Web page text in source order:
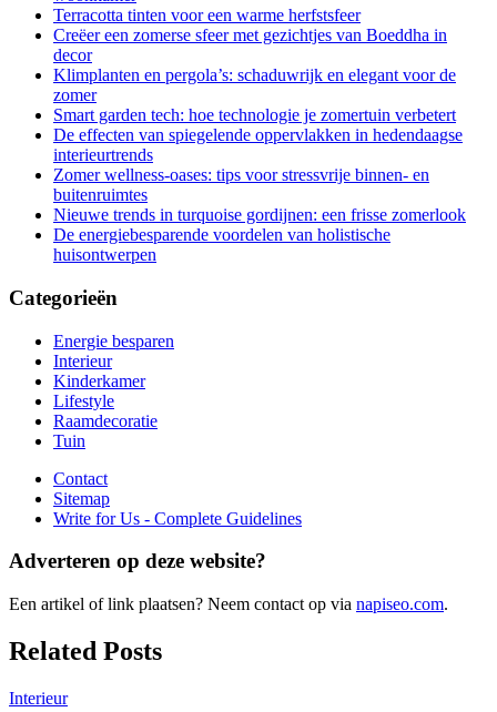
Terracotta tinten voor een warme herfstsfeer
Creëer een zomerse sfeer met gezichtjes van Boeddha in
decor
Klimplanten en pergola’s: schaduwrijk en elegant voor de
zomer
Smart garden tech: hoe technologie je zomertuin verbetert
De effecten van spiegelende oppervlakken in hedendaagse
interieurtrends
Zomer wellness-oases: tips voor stressvrije binnen- en
buitenruimtes
Nieuwe trends in turquoise gordijnen: een frisse zomerlook
De energiebesparende voordelen van holistische
huisontwerpen
Categorieën
Energie besparen
Interieur
Kinderkamer
Lifestyle
Raamdecoratie
Tuin
Contact
Sitemap
Write for Us - Complete Guidelines
Adverteren op deze website?
Een artikel of link plaatsen? Neem contact op via napiseo.com.
Related Posts
Interieur